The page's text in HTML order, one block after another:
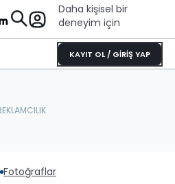
Daha kişisel bir
deneyim için
KAYIT OL / GİRİŞ YAP
Fotoğraflar